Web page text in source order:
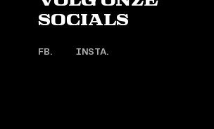
socials
FB. INSTA.